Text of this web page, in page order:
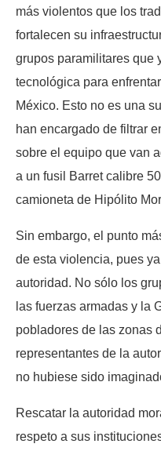
más violentos que los
fortalecen su
grupos paramilitares que
tecnológica para
México. Esto no es una
han encargado de filtrar
sobre el equipo que van
a un fusil Barret calibre
camioneta de Hipólito
Sin embargo, el punto
de esta violencia, pues
autoridad. No sólo los
las fuerzas armadas y la
pobladores de las zonas
representantes de la
no hubiese sido
Rescatar la autoridad
respeto a sus